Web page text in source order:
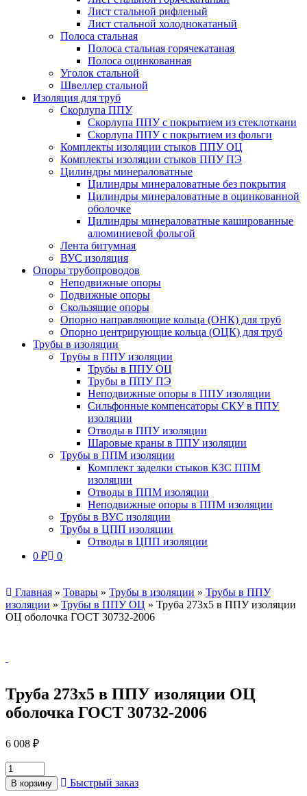
Лист стальной рифленый
Лист стальной холоднокатаный
Полоса стальная
Полоса стальная горячекатаная
Полоса оцинкованная
Уголок стальной
Швеллер стальной
Изоляция для труб
Скорлупа ППУ
Скорлупа ППУ с покрытием из стеклоткани
Скорлупа ППУ с покрытием из фольги
Комплекты изоляции стыков ППУ ОЦ
Комплекты изоляции стыков ППУ ПЭ
Цилиндры минераловатные
Цилиндры минераловатные без покрытия
Цилиндры минераловатные в оцинкованной
оболочке
Цилиндры минераловатные кашированные
алюминиевой фольгой
Лента битумная
ВУС изоляция
Опоры трубопроводов
Неподвижные опоры
Подвижные опоры
Скользящие опоры
Опорно направляющие кольца (ОНК) для труб
Опорно центрирующие кольца (ОЦК) для труб
Трубы в изоляции
Трубы в ППУ изоляции
Трубы в ППУ ОЦ
Трубы в ППУ ПЭ
Неподвижные опоры в ППУ изоляции
Сильфонные компенсаторы СКУ в ППУ
изоляции
Отводы в ППУ изоляции
Шаровые краны в ППУ изоляции
Трубы в ППМ изоляции
Комплект заделки стыков КЗС ППМ
изоляции
Отводы в ППМ изоляции
Неподвижные опоры в ППМ изоляции
Трубы в ВУС изоляции
Трубы в ЦПП изоляции
Отводы в ЦПП изоляции
0 ₽ 0
Главная » Товары » Трубы в изоляции » Трубы в ППУ
изоляции » Трубы в ППУ ОЦ » Труба 273х5 в ППУ изоляции
ОЦ оболочка ГОСТ 30732-2006
Труба 273х5 в ППУ изоляции ОЦ
оболочка ГОСТ 30732-2006
6 008 ₽
В корзину Быстрый заказ